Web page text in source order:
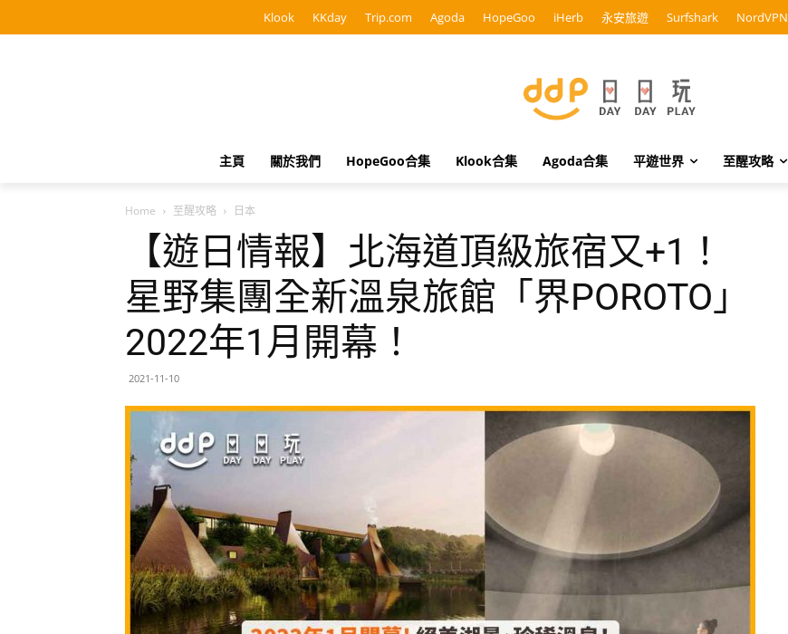
Klook KKday Trip.com Agoda HopeGoo iHerb 永安旅遊 Surfshark NordVPN
主頁 關於我們 HopeGoo合集 Klook合集 Agoda合集 平遊世界 至醒攻略
Home 至醒攻略 日本
【遊日情報】北海道頂級旅宿又+1！
星野集團全新溫泉旅館「界POROTO」
2022年1月開幕！
2021-11-10